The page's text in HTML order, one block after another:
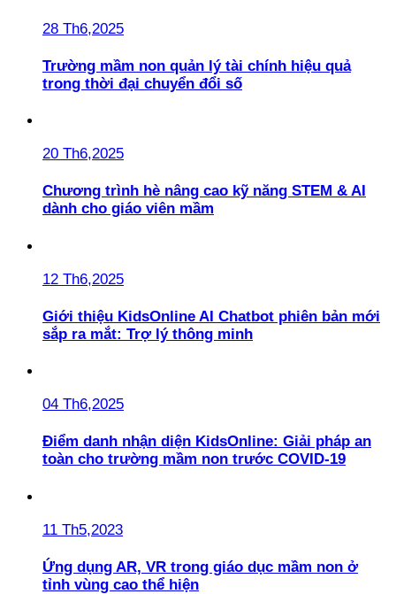
28 Th6,2025
Trường mầm non quản lý tài chính hiệu quả
trong thời đại chuyển đổi số
20 Th6,2025
Chương trình hè nâng cao kỹ năng STEM & AI
dành cho giáo viên mầm
12 Th6,2025
Giới thiệu KidsOnline AI Chatbot phiên bản mới
sắp ra mắt: Trợ lý thông minh
04 Th6,2025
Điểm danh nhận diện KidsOnline: Giải pháp an
toàn cho trường mầm non trước COVID-19
11 Th5,2023
Ứng dụng AR, VR trong giáo dục mầm non ở
tỉnh vùng cao thể hiện